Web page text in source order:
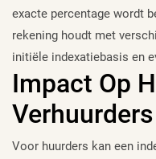
exacte percentage wordt
rekening houdt met
initiële indexatiebasis en
Impact Op
Verhuurders
Voor huurders kan een